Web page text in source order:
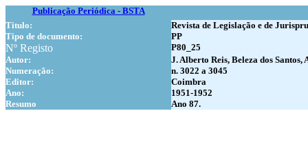
Publicação Periódica - BSTA
Titulo:
Revista de Legislação e de
Tipo de documento:
PP
Nº Registo
P80_25
Autor:
J. Alberto Reis, Beleza dos
Numeração:
n. 3022 a 3045
Editor:
Coimbra
Ano:
1951-1952
Resumo
Ano 87.